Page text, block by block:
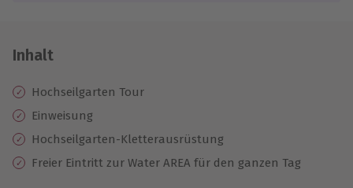
Inhalt
Hochseilgarten Tour
Einweisung
Hochseilgarten-Kletterausrüstung
Freier Eintritt zur Water AREA für den ganzen Tag